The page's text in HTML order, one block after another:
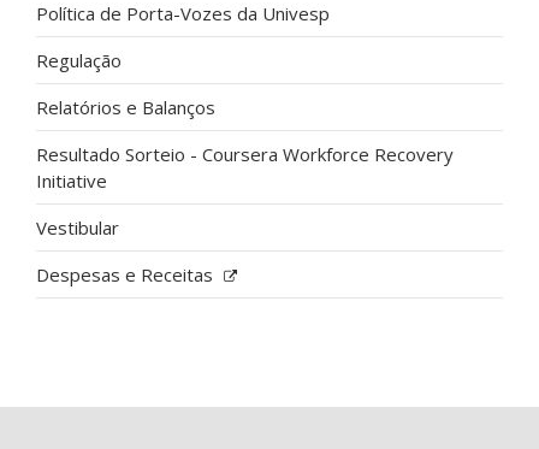
Política de Porta-Vozes da Univesp
Regulação
Relatórios e Balanços
Resultado Sorteio - Coursera Workforce Recovery
Initiative
Vestibular
Despesas e Receitas